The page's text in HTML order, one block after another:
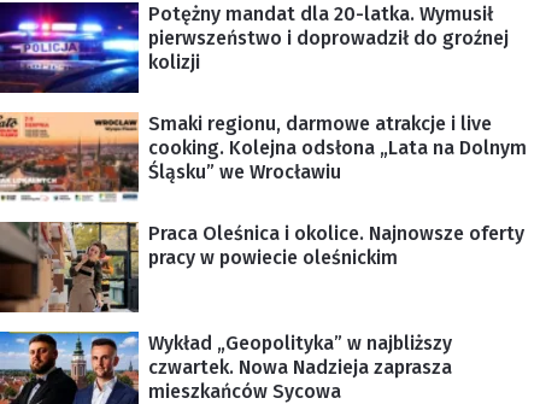
Potężny mandat dla 20-latka. Wymusił
pierwszeństwo i doprowadził do groźnej
kolizji
Smaki regionu, darmowe atrakcje i live
cooking. Kolejna odsłona „Lata na Dolnym
Śląsku” we Wrocławiu
Praca Oleśnica i okolice. Najnowsze oferty
pracy w powiecie oleśnickim
Wykład „Geopolityka” w najbliższy
czwartek. Nowa Nadzieja zaprasza
mieszkańców Sycowa